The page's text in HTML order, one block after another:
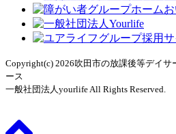
Copyright(c) 2026吹田市の放課後等デイ
ース
一般社団法人yourlife All Rights Reserved.